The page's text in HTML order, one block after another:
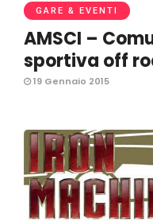
GARE & EVENTI
AMSCI –
sportiva off
19 Gennaio 2015